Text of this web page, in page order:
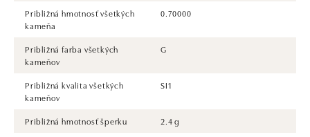
Približná hmotnosť všetkých
kameňa
0.70000
Približná farba všetkých
kameňov
G
Približná kvalita všetkých
kameňov
SI1
Približná hmotnosť šperku
2.4 g